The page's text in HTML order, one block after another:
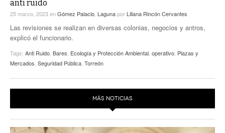
anti ruido
25 marzo, 2023enGómez Palacio Lagunapor Liliana Rincón Cervantes
Las revisiones se realizan en diversas colonias, negocios y antros,
explicó el funcionario.
Tags: Anti Ruido Bares Ecología y Protección Ambiental operativo Plazas y
Mercados Seguridad Pública Torreón
MÁS NOTICIAS